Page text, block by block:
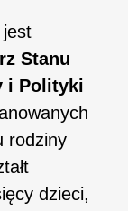
Stanu
i Polityki
rodziny
dzieci,